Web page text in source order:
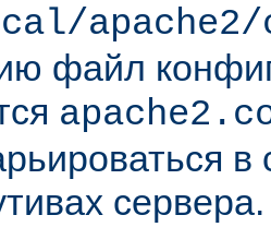
apache2/
файл
в
сервера.